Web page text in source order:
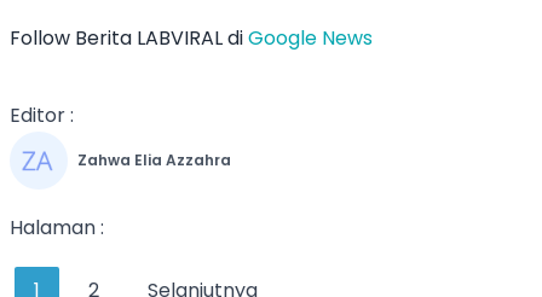
Follow Berita LABVIRAL diGoogle News
Editor :
Zahwa Elia Azzahra
Halaman :
1 2 Selanjutnya